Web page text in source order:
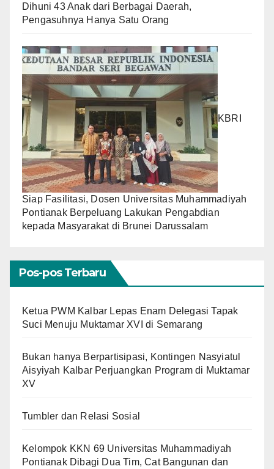
Dihuni 43 Anak dari Berbagai Daerah,
Pengasuhnya Hanya Satu Orang
KBRI
Siap Fasilitasi, Dosen Universitas Muhammadiyah
Pontianak Berpeluang Lakukan Pengabdian
kepada Masyarakat di Brunei Darussalam
Pos-pos Terbaru
Ketua PWM Kalbar Lepas Enam Delegasi Tapak
Suci Menuju Muktamar XVI di Semarang
Bukan hanya Berpartisipasi, Kontingen Nasyiatul
Aisyiyah Kalbar Perjuangkan Program di Muktamar
XV
Tumbler dan Relasi Sosial
Kelompok KKN 69 Universitas Muhammadiyah
Pontianak Dibagi Dua Tim, Cat Bangunan dan